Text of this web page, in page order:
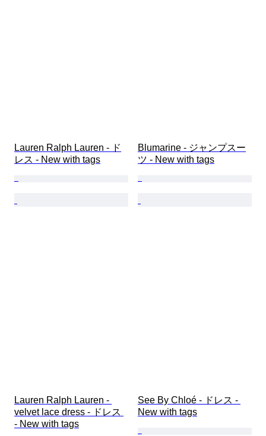
Lauren Ralph Lauren - ド
レス - New with tags
Blumarine - ジャンプスー
ツ - New with tags
Lauren Ralph Lauren -
velvet lace dress - ドレス
- New with tags
See By Chloé - ドレス -
New with tags